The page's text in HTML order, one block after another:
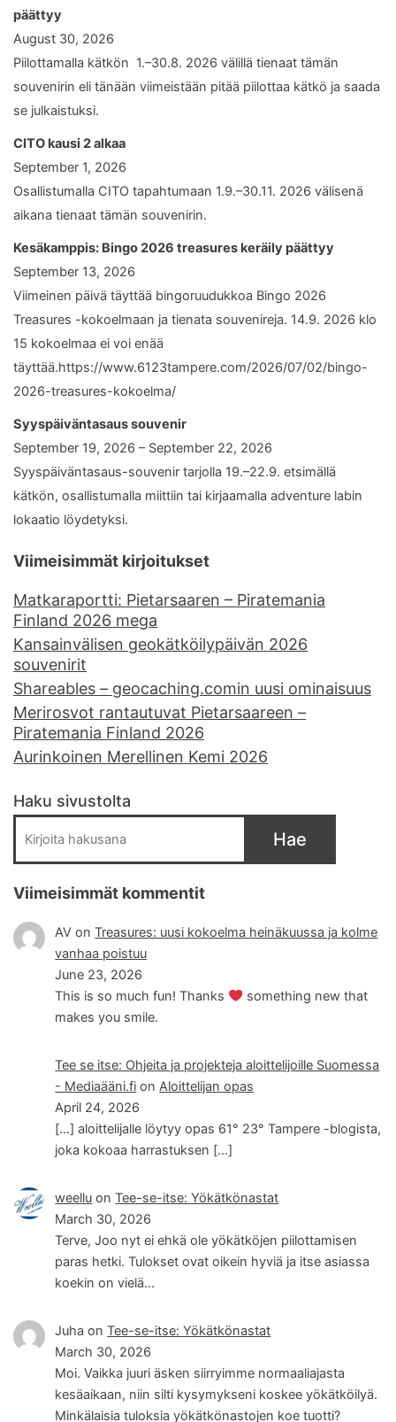
päättyy
August 30, 2026
Piilottamalla kätkön 1.–30.8. 2026 välillä tienaat tämän
souvenirin eli tänään viimeistään pitää piilottaa kätkö ja saada
se julkaistuksi.
CITO kausi 2 alkaa
September 1, 2026
Osallistumalla CITO tapahtumaan 1.9.–30.11. 2026 välisenä
aikana tienaat tämän souvenirin.
Kesäkamppis: Bingo 2026 treasures keräily päättyy
September 13, 2026
Viimeinen päivä täyttää bingoruudukkoa Bingo 2026
Treasures -kokoelmaan ja tienata souvenireja. 14.9. 2026 klo
15 kokoelmaa ei voi enää
täyttää.https://www.6123tampere.com/2026/07/02/bingo-
2026-treasures-kokoelma/
Syyspäiväntasaus souvenir
September 19, 2026 – September 22, 2026
Syyspäiväntasaus-souvenir tarjolla 19.–22.9. etsimällä
kätkön, osallistumalla miittiin tai kirjaamalla adventure labin
lokaatio löydetyksi.
Viimeisimmät kirjoitukset
Matkaraportti: Pietarsaaren – Piratemania
Finland 2026 mega
Kansainvälisen geokätköilypäivän 2026
souvenirit
Shareables – geocaching.comin uusi ominaisuus
Merirosvot rantautuvat Pietarsaareen –
Piratemania Finland 2026
Aurinkoinen Merellinen Kemi 2026
Haku sivustolta
Hae
Viimeisimmät kommentit
AV onTreasures: uusi kokoelma heinäkuussa ja kolme
vanhaa poistuu
June 23, 2026
This is so much fun! Thanks
something new that
makes you smile.
Tee se itse: Ohjeita ja projekteja aloittelijoille Suomessa
- Mediaääni.fi onAloittelijan opas
April 24, 2026
[…] aloittelijalle löytyy opas 61° 23° Tampere -blogista,
joka kokoaa harrastuksen […]
weellu onTee-se-itse: Yökätkönastat
March 30, 2026
Terve, Joo nyt ei ehkä ole yökätköjen piilottamisen
paras hetki. Tulokset ovat oikein hyviä ja itse asiassa
koekin on vielä…
Juha onTee-se-itse: Yökätkönastat
March 30, 2026
Moi. Vaikka juuri äsken siirryimme normaaliajasta
kesäaikaan, niin silti kysymykseni koskee yökätköilyä.
Minkälaisia tuloksia yökätkönastojen koe tuotti?